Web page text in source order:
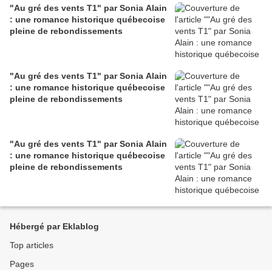
"Au gré des vents T1" par Sonia Alain
: une romance historique québecoise
pleine de rebondissements
"Au gré des vents T1" par Sonia Alain
: une romance historique québecoise
pleine de rebondissements
"Au gré des vents T1" par Sonia Alain
: une romance historique québecoise
pleine de rebondissements
Hébergé par Eklablog
Top articles
Pages